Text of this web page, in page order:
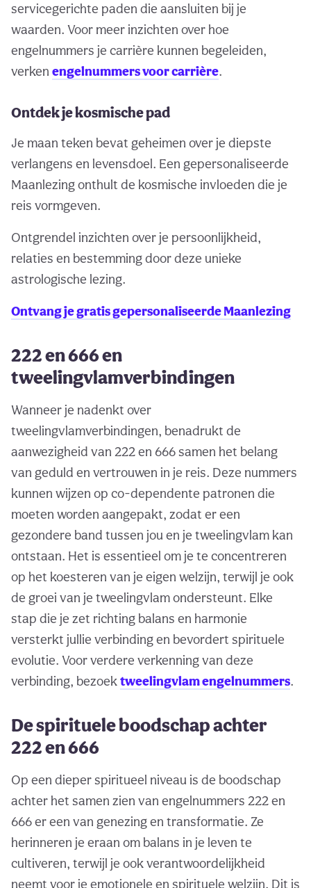
servicegerichte paden die aansluiten bij je
waarden. Voor meer inzichten over hoe
engelnummers je carrière kunnen begeleiden,
verken engelnummers voor carrière.
Ontdek je kosmische pad
Je maan teken bevat geheimen over je diepste
verlangens en levensdoel. Een gepersonaliseerde
Maanlezing onthult de kosmische invloeden die je
reis vormgeven.
Ontgrendel inzichten over je persoonlijkheid,
relaties en bestemming door deze unieke
astrologische lezing.
Ontvang je gratis gepersonaliseerde Maanlezing
222 en 666 en
tweelingvlamverbindingen
Wanneer je nadenkt over
tweelingvlamverbindingen, benadrukt de
aanwezigheid van 222 en 666 samen het belang
van geduld en vertrouwen in je reis. Deze nummers
kunnen wijzen op co-dependente patronen die
moeten worden aangepakt, zodat er een
gezondere band tussen jou en je tweelingvlam kan
ontstaan. Het is essentieel om je te concentreren
op het koesteren van je eigen welzijn, terwijl je ook
de groei van je tweelingvlam ondersteunt. Elke
stap die je zet richting balans en harmonie
versterkt jullie verbinding en bevordert spirituele
evolutie. Voor verdere verkenning van deze
verbinding, bezoektweelingvlam engelnummers.
De spirituele boodschap achter
222 en 666
Op een dieper spiritueel niveau is de boodschap
achter het samen zien van engelnummers 222 en
666 er een van genezing en transformatie. Ze
herinneren je eraan om balans in je leven te
cultiveren, terwijl je ook verantwoordelijkheid
neemt voor je emotionele en spirituele welzijn. Dit is